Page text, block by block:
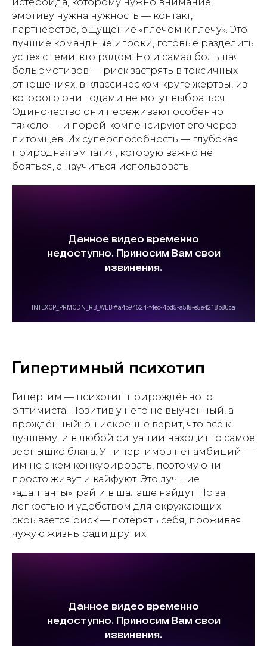
эмотиву нужна нужность — контакт,
партнёрство, ощущение «плечом к плечу». Это
лучшие командные игроки, готовые разделить
успех с теми, кто рядом. Но и самая большая
боль эмотивов — риск застрять в токсичных
отношениях, в классическом круге жертвы, из
которого они годами не могут выбраться.
Одиночество они переживают особенно
тяжело — и порой компенсируют его через
питомцев. Их суперспособность — глубокая
природная эмпатия, которую важно не
бояться, а научиться использовать.
Гипертимный психотип
Гипертим — психотип прирождённого
оптимиста. Позитив у него не выученный, а
врождённый: он искренне верит, что всё к
лучшему, и в любой ситуации находит то самое
зёрнышко блага. У гипертимов нет амбиций —
им не с кем конкурировать, поэтому они
просто живут и кайфуют. Это лучшие
«адаптанты»: рай и в шалаше найдут. Но за
лёгкостью и удобством для окружающих
скрывается риск — потерять себя, проживая
чужую жизнь ради других.